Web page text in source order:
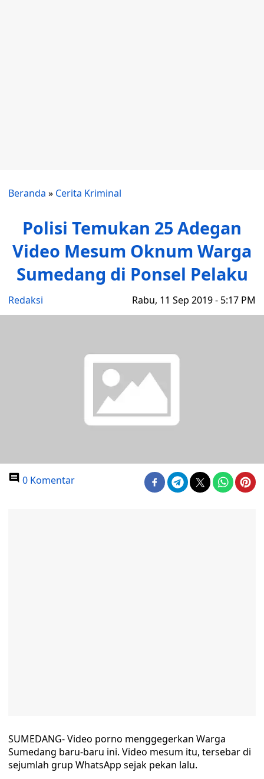
Beranda » Cerita Kriminal
Polisi Temukan 25 Adegan
Video Mesum Oknum Warga
Sumedang di Ponsel Pelaku
Redaksi Rabu, 11 Sep 2019 - 5:17 PM
0 Komentar
SUMEDANG- Video porno menggegerkan Warga
Sumedang baru-baru ini. Video mesum itu, tersebar di
sejumlah grup WhatsApp sejak pekan lalu.